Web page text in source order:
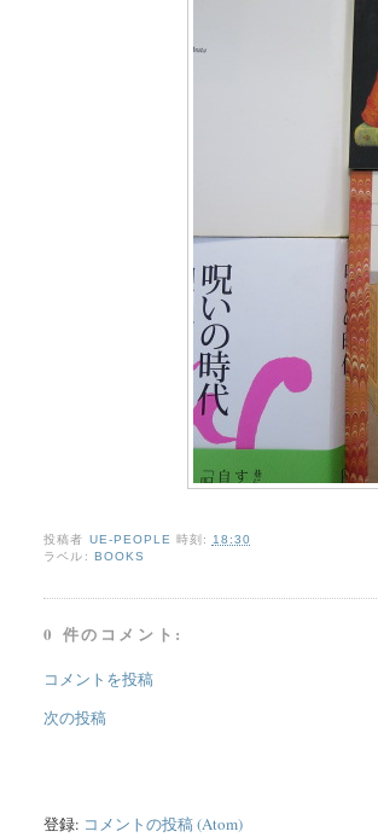
投稿者 UE-PEOPLE 時刻:
18:30
ラベル: BOOKS
0 件のコメント:
コメントを投稿
次の投稿
登録: コメントの投稿 (Atom)